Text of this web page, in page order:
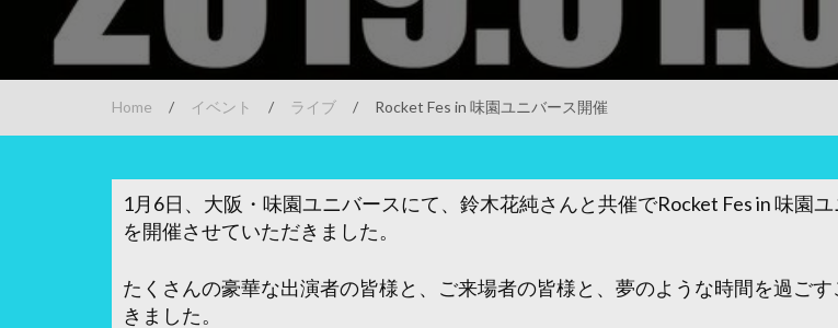
Home / イベント / ライブ / Rocket Fes in 味園ユニバース開催
1月6日、大阪・味園ユニバースにて、鈴木花純さんと共催でRocket Fes in 味園ユ
を開催させていただきました。
たくさんの豪華な出演者の皆様と、ご来場者の皆様と、夢のような時間を過ご
きました。